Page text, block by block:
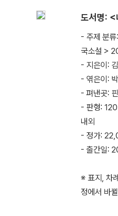
도서명: <
- 주제 분
국소설 >
- 지은이:
- 엮은이:
- 펴낸곳:
- 판형:
내외
- 정가:
- 출간일:
※ 표지, 차
정에서 바